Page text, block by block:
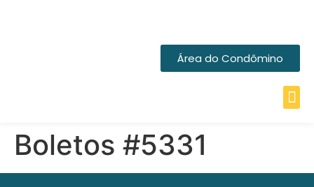
Área do Condômino
Boletos #5331